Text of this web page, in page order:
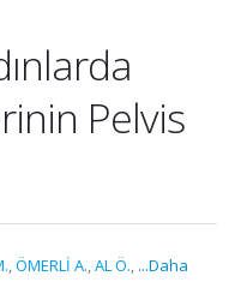
Pelvis
,ÖMERLİ A.,AL Ö., ...Daha